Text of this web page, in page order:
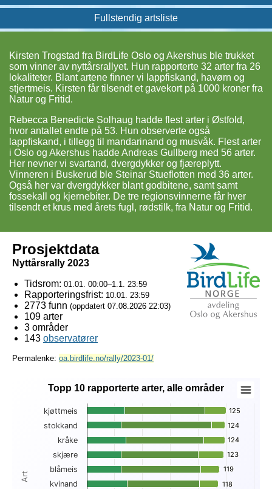
Fullstendig artsliste
Kirsten Trogstad fra BirdLife Oslo og Akershus ble trukket
som vinner av nyttårsrallyet. Hun rapporterte 32 arter fra 26
lokaliteter. Blant artene finner vi lappfiskand, havørn og
stjertmeis. Kirsten får tilsendt et gavekort på 1000 kroner fra
Natur og Fritid.
Rebecca Benedicte Solhaug hadde flest arter i Østfold,
hvor antallet endte på 53. Hun observerte også
lappfiskand, i tillegg til mandarinand og musvåk. Flest arter
i Oslo og Akershus hadde Andreas Gullberg med 56 arter.
Her nevner vi svartand, dvergdykker og fjæreplytt.
Vinneren i Buskerud ble Steinar Stueflotten med 36 arter.
Også her var dvergdykker blant godbitene, samt samt
fossekall og kjernebiter. De tre regionsvinnerne får hver
tilsendt et krus med årets fugl, rødstilk, fra Natur og Fritid.
Prosjektdata
Nyttårsrally 2023
Tidsrom: 01.01. 00:00–1.1. 23:59
Rapporteringsfrist: 10.01. 23:59
2773 funn (oppdatert 07.08.2026 22:03)
109 arter
3 områder
143 observatører
Permalenke: oa.birdlife.no/rally/2023-01/
Topp 10 rapporterte arter, alle områder
Bar chart with 3 data series.
View as data table, Topp 10 rapporterte arter, alle områder
The chart has 1 X axis displaying Art.
The chart has 1 Y axis displaying . Data ranges from 18 to
Art
Topp 10 rapporterte arter, alle områder
125
125
124
124
124
124
123
123
119
119
118
118
kjøttmeis
stokkand
kråke
skjære
blåmeis
kvinand